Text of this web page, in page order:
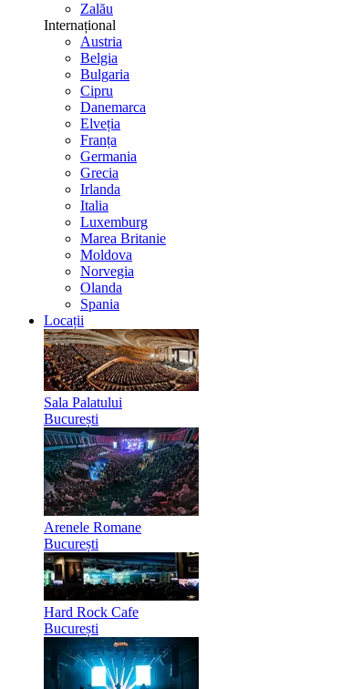
Zalău
Internațional
Austria
Belgia
Bulgaria
Cipru
Danemarca
Elveția
Franța
Germania
Grecia
Irlanda
Italia
Luxemburg
Marea Britanie
Moldova
Norvegia
Olanda
Spania
Locații
Sala Palatului
București
Arenele Romane
București
Hard Rock Cafe
București